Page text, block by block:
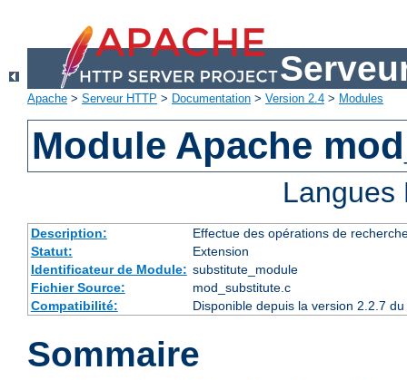
Apache > Serveur HTTP > Documentation > Version 2.4 > Modules
Module Apache
Description:
Effectue des opérations de
Statut:
Extension
Identificateur de Module: substitute_module
Fichier Source:
mod_substitute.c
Compatibilité:
Disponible depuis la version 2.2.7
Sommaire